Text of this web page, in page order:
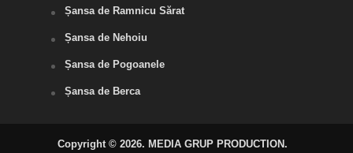
Șansa de Ramnicu Sărat
Șansa de Nehoiu
Șansa de Pogoanele
Șansa de Berca
Copyright © 2026. MEDIA GRUP PRODUCTION.